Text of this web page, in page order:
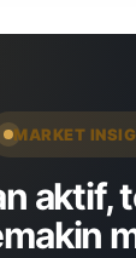
MARKET
aktif,